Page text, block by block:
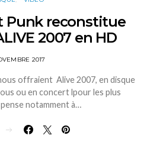
Punk reconstitue
2007 en HD
2017
offraient Alive 2007, en disque
ou en concert lpour les plus
notamment à…